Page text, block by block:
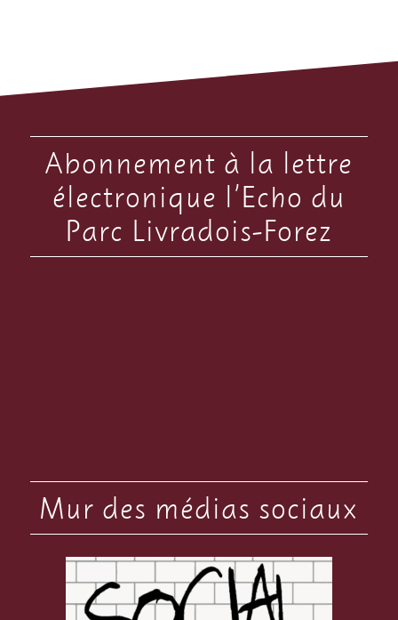
Abonnement à la lettre
électronique l’Echo du
Parc Livradois-Forez
Mur des médias sociaux